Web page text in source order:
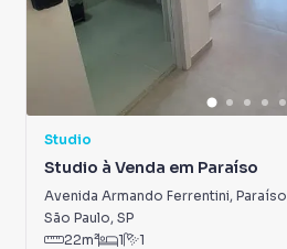
Studio
Studio à Venda em Paraíso
Avenida Armando Ferrentini, Paraíso
São Paulo, SP
22m² 1 1